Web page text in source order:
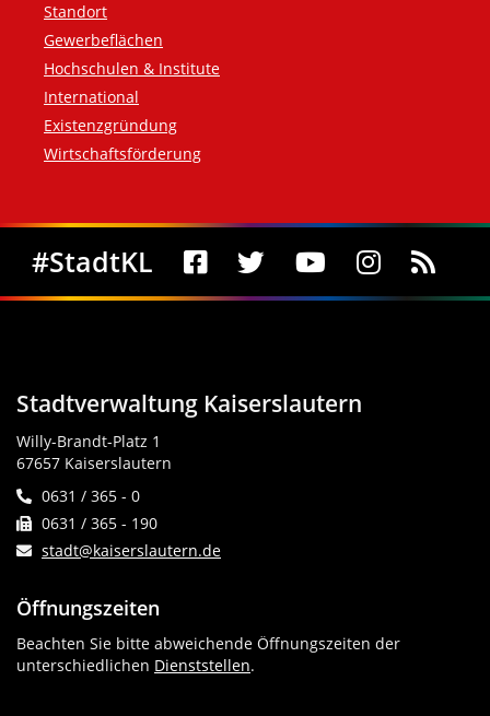
Standort
Gewerbeflächen
Hochschulen & Institute
International
Existenzgründung
Wirtschaftsförderung
Social Media
#StadtKL
Stadtverwaltung Kaiserslautern
Willy-Brandt-Platz 1
67657 Kaiserslautern
0631 / 365 - 0
0631 / 365 - 190
stadt@kaiserslautern.de
Öffnungszeiten
Beachten Sie bitte abweichende Öffnungszeiten der
unterschiedlichen Dienststellen.